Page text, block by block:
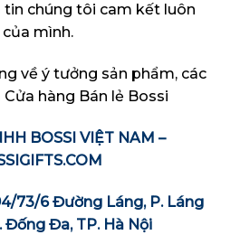
tin chúng tôi cam kết luôn
mình.
về ý tưởng sản phẩm, các
Cửa hàng Bán lẻ Bossi
BOSSI VIỆT NAM –
73/6 Đường Láng, P. Láng
Đống Đa, TP. Hà Nội